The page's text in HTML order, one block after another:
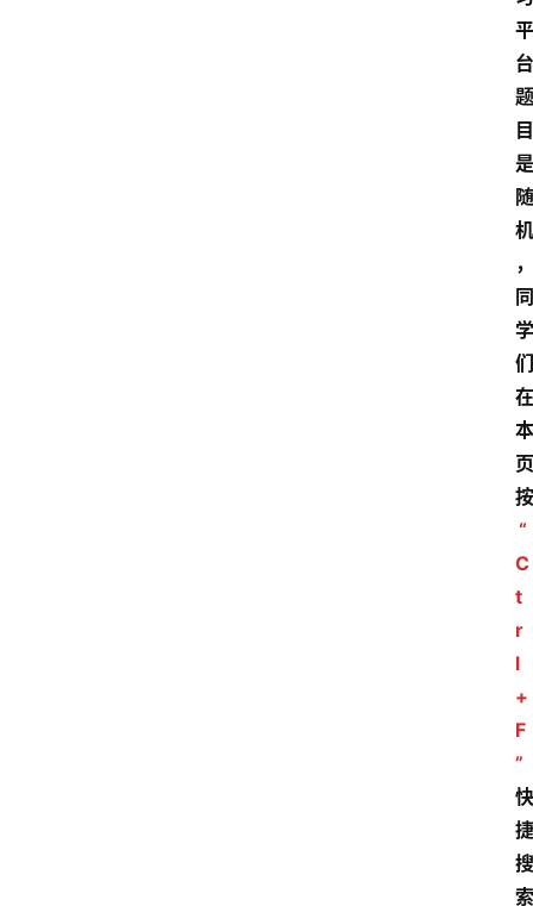
平
台
题
目
是
随
机
，
同
学
们
在
本
页
按
“
C
t
r
l
+
F
”
快
捷
搜
索